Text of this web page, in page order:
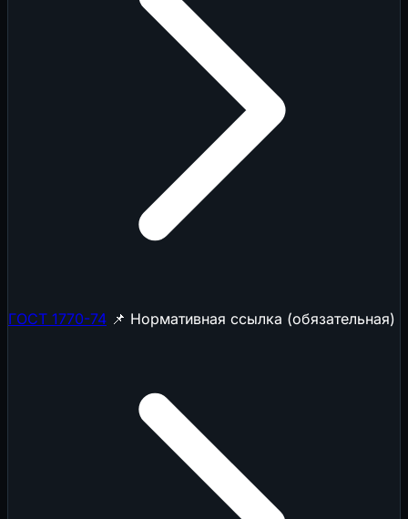
ГОСТ 1770-74 📌 Нормативная ссылка (обязательная)